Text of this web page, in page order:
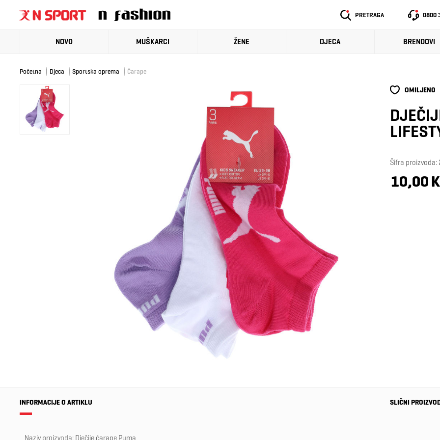
PRETRAGA 0800
NOVO MUŠKARCI ŽENE DJECA BRENDOVI
Početna Djeca Sportska oprema Čarape
OMILJENO
Šifra
10,00
INFORMACIJE O ARTIKLU
Naziv proizvoda: Dječije čarape Puma
SLIČNI